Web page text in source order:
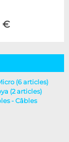
€
(6 articles)
(2 articles)
- Câbles